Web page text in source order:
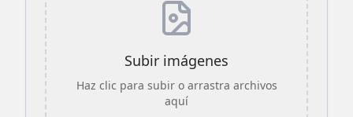
Subir imágenes
Haz clic para subir o arrastra archivos
aquí